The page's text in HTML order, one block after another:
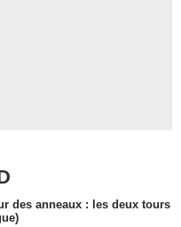
des anneaux : les deux tours